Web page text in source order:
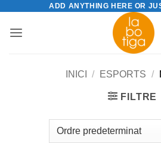
content
ADD ANYTHING HERE OR
INICI / ESPORTS /
FILTRE